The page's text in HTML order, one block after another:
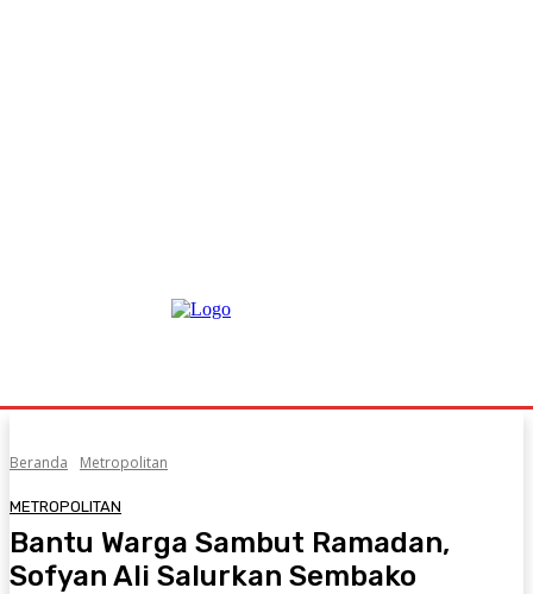
Beranda Metropolitan
METROPOLITAN
Bantu Warga Sambut Ramadan,
Sofyan Ali Salurkan Sembako